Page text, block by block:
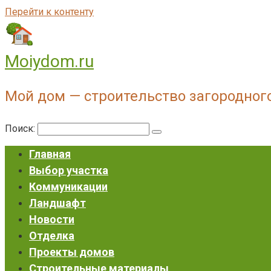
Перейти к контенту
Moiydom.ru
Мой дом — строительство
Поиск:
Главная
Выбор участка
Коммуникации
Ландшафт
Новости
Отделка
Проекты домов
Строительные материалы